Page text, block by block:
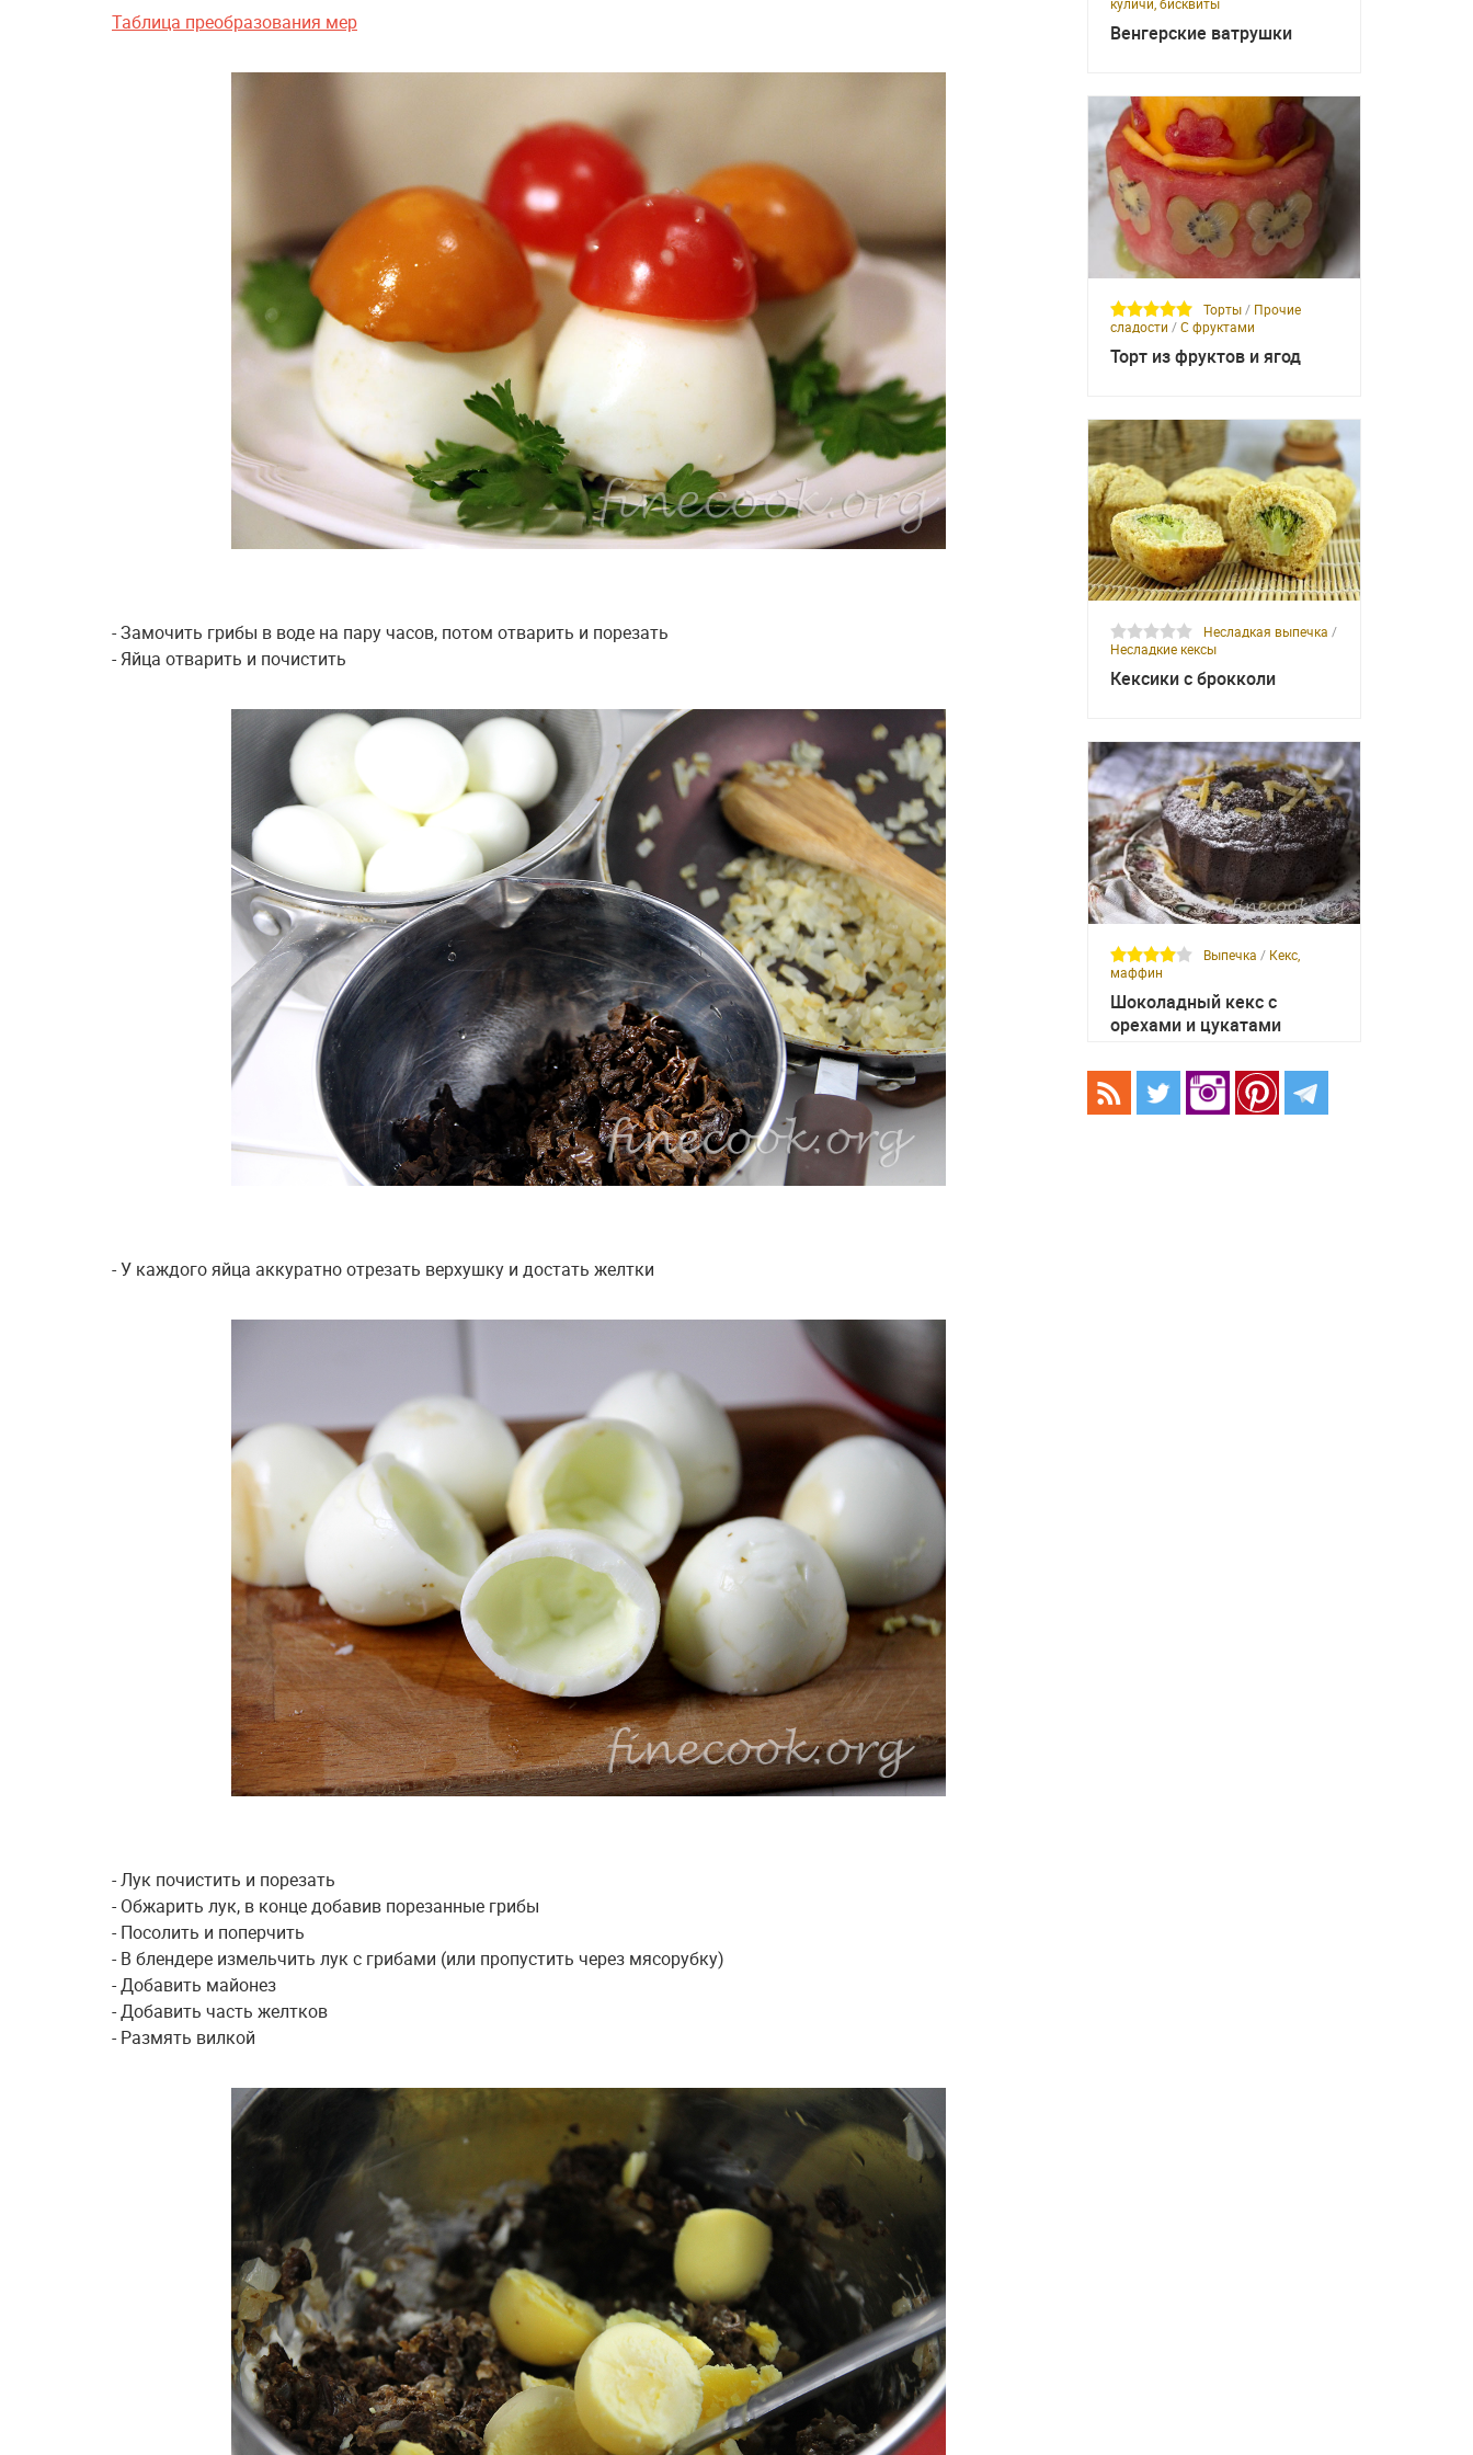
Таблица преобразования мер
- Замочить грибы в воде на пару часов, потом отварить и порезать
- Яйца отварить и почистить
- У каждого яйца аккуратно отрезать верхушку и достать желтки
- Лук почистить и порезать
- Обжарить лук, в конце добавив порезанные грибы
- Посолить и поперчить
- В блендере измельчить лук с грибами (или пропустить через мясорубку)
- Добавить майонез
- Добавить часть желтков
- Размять вилкой
Венгерские ватрушки
Торты/ Прочие
сладости /С фруктами
Торт из фруктов и ягод
Несладкая выпечка /
Несладкие кексы
Кексики с брокколи
Выпечка / Кекс,
маффин
Шоколадный кекс с
орехами и цукатами